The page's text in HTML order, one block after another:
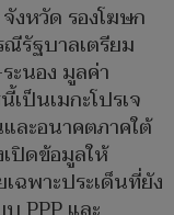
งหวัด รองโฆษก
รัฐบาลเตรียม
ะนอง มูลค่า
ป็นเมกะโปรเจ
ะอนาคตภาคใต้
ปิดข้อมูลให้
ฉพาะประเด็นที่ยัง